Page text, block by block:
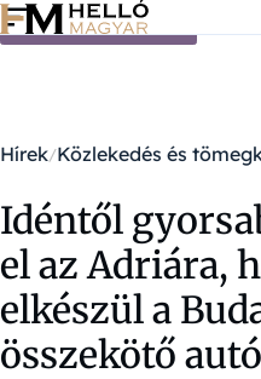
Ugrás a tartalomra
Hírek Közlekedés és
Idéntől
el az Adriára,
elkészül a
összekötő